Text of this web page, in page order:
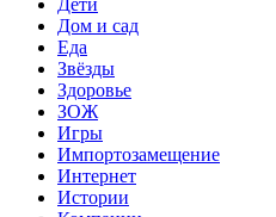
Дети
Дом и сад
Еда
Звёзды
Здоровье
ЗОЖ
Игры
Импортозамещение
Интернет
Истории